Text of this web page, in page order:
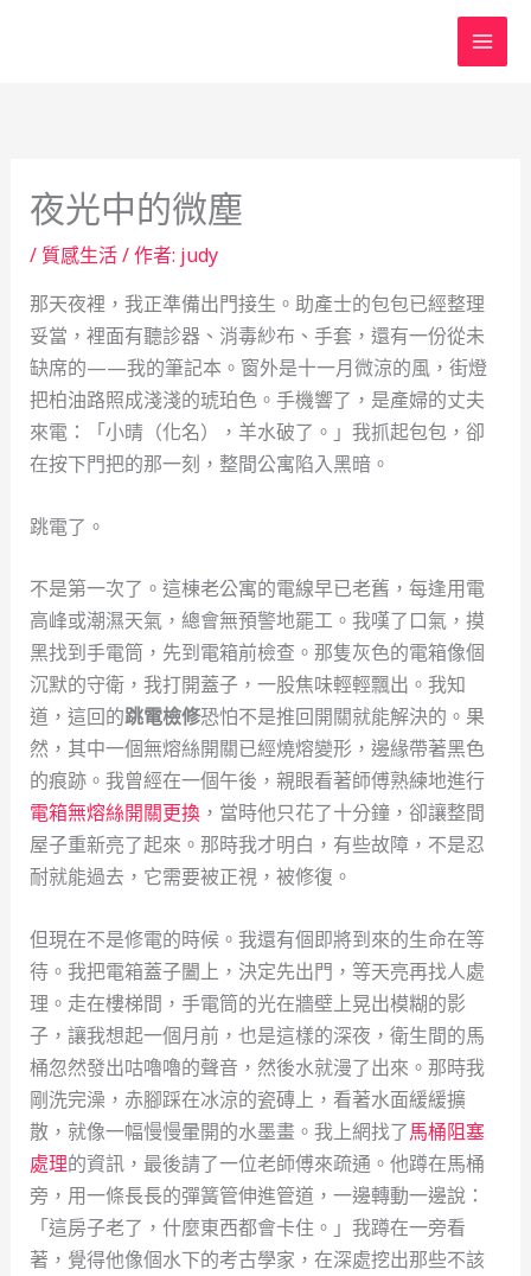
夜光中的微塵
/ 質感生活/ 作者: judy
那天夜裡，我正準備出門接生。助產士的包包已經整理
妥當，裡面有聽診器、消毒紗布、手套，還有一份從未
缺席的——我的筆記本。窗外是十一月微涼的風，街燈
把柏油路照成淺淺的琥珀色。手機響了，是產婦的丈夫
來電：「小晴（化名），羊水破了。」我抓起包包，卻
在按下門把的那一刻，整間公寓陷入黑暗。
跳電了。
不是第一次了。這棟老公寓的電線早已老舊，每逢用電
高峰或潮濕天氣，總會無預警地罷工。我嘆了口氣，摸
黑找到手電筒，先到電箱前檢查。那隻灰色的電箱像個
沉默的守衛，我打開蓋子，一股焦味輕輕飄出。我知
道，這回的跳電檢修恐怕不是推回開關就能解決的。果
然，其中一個無熔絲開關已經燒熔變形，邊緣帶著黑色
的痕跡。我曾經在一個午後，親眼看著師傅熟練地進行
電箱無熔絲開關更換，當時他只花了十分鐘，卻讓整間
屋子重新亮了起來。那時我才明白，有些故障，不是忍
耐就能過去，它需要被正視，被修復。
但現在不是修電的時候。我還有個即將到來的生命在等
待。我把電箱蓋子闔上，決定先出門，等天亮再找人處
理。走在樓梯間，手電筒的光在牆壁上晃出模糊的影
子，讓我想起一個月前，也是這樣的深夜，衛生間的馬
桶忽然發出咕嚕嚕的聲音，然後水就漫了出來。那時我
剛洗完澡，赤腳踩在冰涼的瓷磚上，看著水面緩緩擴
散，就像一幅慢慢暈開的水墨畫。我上網找了馬桶阻塞
處理的資訊，最後請了一位老師傅來疏通。他蹲在馬桶
旁，用一條長長的彈簧管伸進管道，一邊轉動一邊說：
「這房子老了，什麼東西都會卡住。」我蹲在一旁看
著，覺得他像個水下的考古學家，在深處挖出那些不該